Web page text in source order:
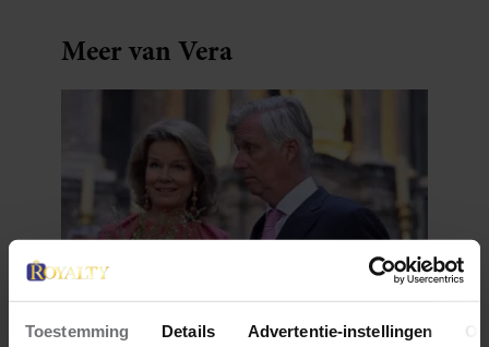
Toestemming Details Advertentie-instellingen
Meer van Vera
1 augustus 2026